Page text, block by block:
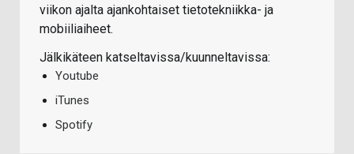
viikon ajalta ajankohtaiset tietotekniikka- ja
mobiiliaiheet.
Jälkikäteen katseltavissa/kuunneltavissa:
Youtube
iTunes
Spotify